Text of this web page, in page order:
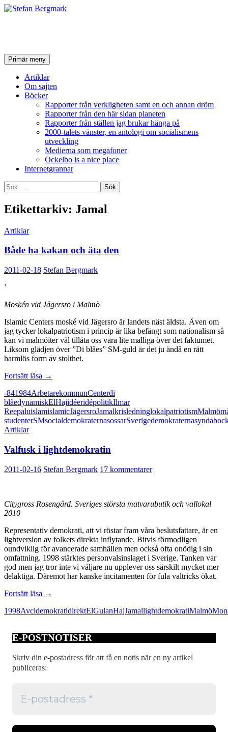
SökPrimär meny Hoppa
till
innehåll
Artiklar
Om sajten
Böcker
Rapporter från verkligheten samt en och annan dröm
Rapporter från den här sidan planeten
Rapporter från ställen jag brukar hänga på
2000-talets vänster, en antologi om socialismens
utveckling
Medierna som megafoner
Ockelbo is a nice place
Internetgrannar
Sök
efter:
Etikettarkiv: Jamal
Artiklar
Både ha kakan och äta den
2011-02-18 Stefan Bergmark
’
Moskén vid Jägersro i Malmö
Islamic Centers moské vid Jägersro är landets näst äldsta. Även om
jag tycker lokalpatriotism i princip är lika befängt som nationalism så
kan vi malmöiter väl tillåta oss vara lite malliga över det faktumet.
Liksom glädjen över ”Di blåes” SM-guld är det ju ändå en rätt
harmlös form av stolthet.
Fortsätt läsa Både
kakan
och
äta
den
→
-841984ArbetarekommunCenterdi
blåedynamiskElHajidéeridépolitikIlmar
ReepaluislamislamicJägersroJamalkrisledninglokalpatriotismMalmö
studenterSMsocialdemokraternasossarSverigedemokraterna
Artiklar
Valfusk i lightdemokratin
2011-02-16 Stefan Bergmark 17 kommentarer
Citygross Rosengård. Sveriges största matvarubutik och vallokal
2010
Representativ demokrati, att vi röstar fram våra beslutsfattare, är en
lightversion av folkets direkta inflytande. Bitvis förmodligen
oundviklig för avancerade samhällen men också ofta onödig i sin
omfattning. 1998 stärktes personvalsinslaget i Sverige. Tanken var
god men jag tror inte vi väljare nu upplever oss särskilt mycket mer
delaktiga. Däremot har kanske incitamenten för fula valtricks ökat.
Fortsätt läsa Valfusk
lightdemokratin
→
1998AvcidemokratidirektElGulanHajJamallightdemokratiMalmö
E-POSTNOTISER
Skriv din e-postadress för att få en notis när en ny artikel
publiceras: